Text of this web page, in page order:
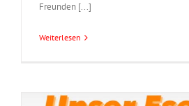
Freunden [...]
Weiterlesen